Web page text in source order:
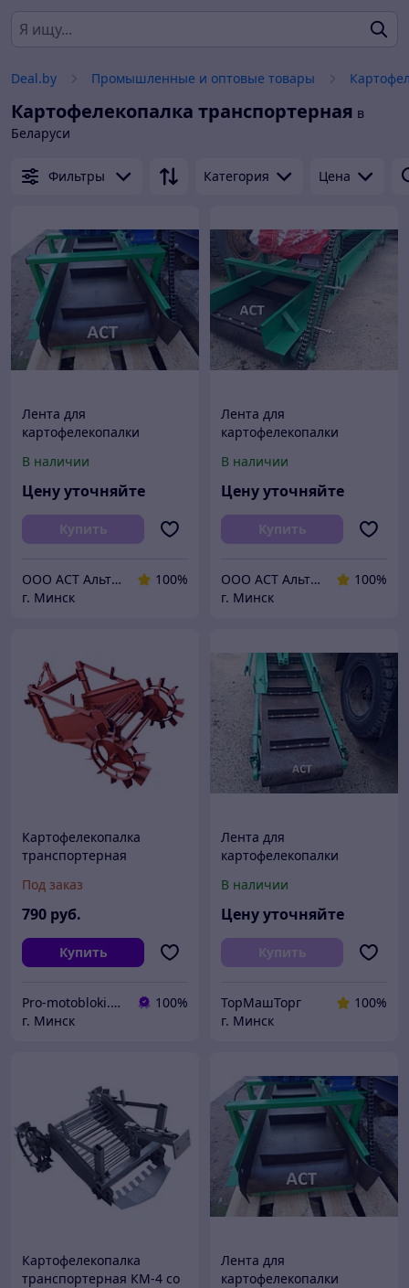
Deal.by Промышленные и оптовые товары
Картофелекопалка транспортерная в
Беларуси
Фильтры Категория Цена
Лента для
картофелекопалки
резиновая ЕР ширина
250 400 500 600 650 800
1000 1200 мм
конвейерная
В наличии
Цену уточняйте
Купить
ООО АСТ АльтернативаСервисТорг
100%
г. Минск
Лента для
картофелекопалки
резиновая ЕР ширина
250 400 500 600 650 800
1000 1200 мм
конвейерная
В наличии
Цену уточняйте
Купить
ООО АСТ АльтернативаСервисТорг
100%
г. Минск
Картофелекопалка
транспортерная
Под заказ
790 руб.
Купить
Pro-motobloki.by - садовая, строительная техника и инструмент - ИП Городничев Д.И.
100%
г. Минск
Лента для
картофелекопалки
резиновая 250 400 500
600 650 800 1000 1200 мм
картофелекопатель
В наличии
Цену уточняйте
Купить
ТорМашТорг
100%
г. Минск
Картофелекопалка
транспортерная КМ-4 со
Лента для
картофелекопалки